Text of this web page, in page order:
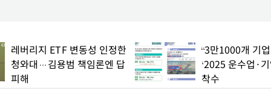
레버리지 ETF 변동성 인정한
청와대…김용범 책임론엔 답
피해
“3만1000개 기
‘2025 운수업·
착수